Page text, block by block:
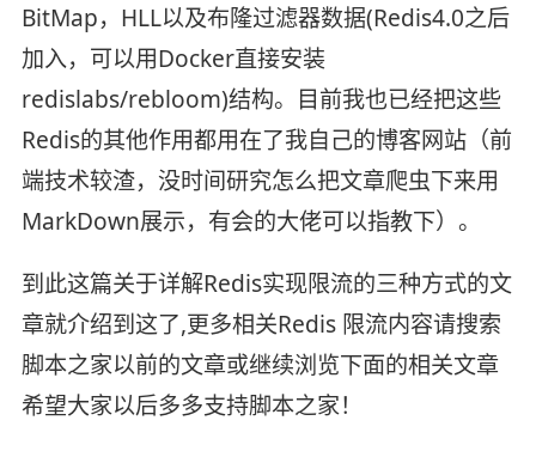
BitMap，HLL以及布隆过滤器数据(Redis4.0之后
加入，可以用Docker直接安装
redislabs/rebloom)结构。目前我也已经把这些
Redis的其他作用都用在了我自己的博客网站（前
端技术较渣，没时间研究怎么把文章爬虫下来用
MarkDown展示，有会的大佬可以指教下）。
到此这篇关于详解Redis实现限流的三种方式的文
章就介绍到这了,更多相关Redis 限流内容请搜索
脚本之家以前的文章或继续浏览下面的相关文章
希望大家以后多多支持脚本之家！